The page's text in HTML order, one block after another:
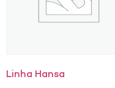
Linha Hansa